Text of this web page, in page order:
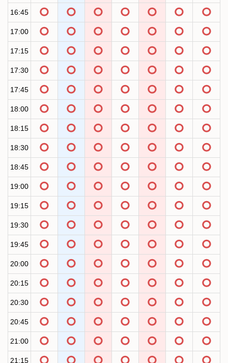
16:45
17:00
17:15
17:30
17:45
18:00
18:15
18:30
18:45
19:00
19:15
19:30
19:45
20:00
20:15
20:30
20:45
21:00
21:15